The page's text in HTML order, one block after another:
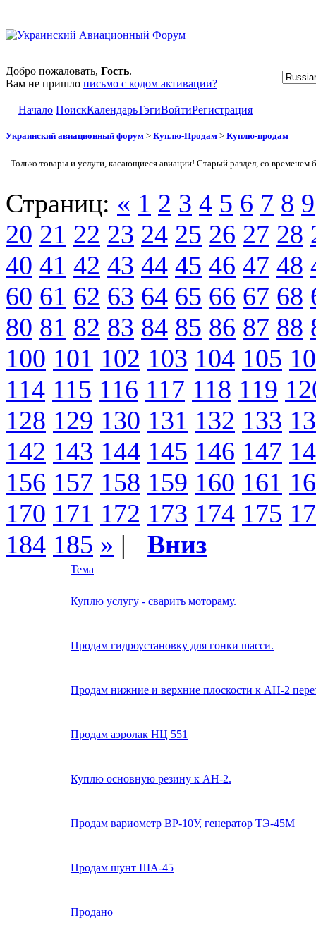
Добро пожаловать, Гость.
Вам не пришло письмо с кодом активации?
Начало ПоискКалендарьТэгиВойтиРегистрация
Украинский авиационный форум > Куплю-Продам > Куплю-продам
Только товары и услуги, касающиеся авиации! Старый раздел, со временем
Страниц: « 1 2 3 4 5 6 7 8 9
20 21 22 23 24 25 26 27 28
40 41 42 43 44 45 46 47 48
60 61 62 63 64 65 66 67 68
80 81 82 83 84 85 86 87 88
100 101 102 103 104 105
114 115 116 117 118 119
128 129 130 131 132 133
142 143 144 145 146 147
156 157 158 159 160 161
170 171 172 173 174 175
184 185 » | Вниз
Тема
Куплю услугу - сварить мотораму.
Продам гидроустановку для гонки шасси.
Продам нижние и верхние плоскости к АН-2
Продам аэролак НЦ 551
Куплю основную резину к АН-2.
Продам вариометр ВР-10У, генератор ТЭ-45М
Продам шунт ША-45
Продано